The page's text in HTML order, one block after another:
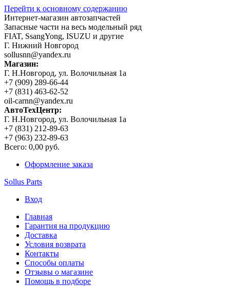
Перейти к основному содержанию
Интернет-магазин автозапчастей
Запасные части на весь модельный ряд
FIAT, SsangYong, ISUZU и другие
Г. Нижний Новгород
sollusnn@yandex.ru
Магазин:
Г. Н.Новгород, ул. Волочильная 1а
+7 (909) 289-66-44
+7 (831) 463-62-52
oil-carnn@yandex.ru
АвтоТехЦентр:
Г. Н.Новгород, ул. Волочильная 1а
+7 (831) 212-89-63
+7 (963) 232-89-63
Всего: 0,00 руб.
Оформление заказа
Sollus Parts
Вход
Главная
Гарантия на продукцию
Доставка
Условия возврата
Контакты
Способы оплаты
Отзывы о магазине
Помощь в подборе